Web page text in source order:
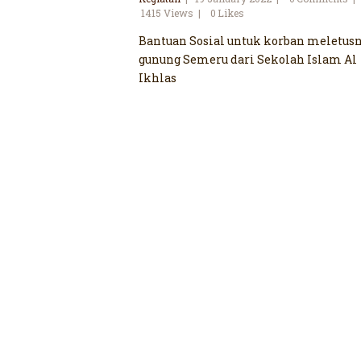
1415 Views 0 Likes
Bantuan Sosial untuk korban
gunung Semeru dari Sekolah Islam Al
Ikhlas